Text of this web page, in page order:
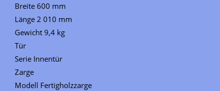
Breite 600 mm
Länge 2 010 mm
Gewicht 9,4 kg
Tür
Serie Innentür
Zarge
Modell Fertigholzzarge